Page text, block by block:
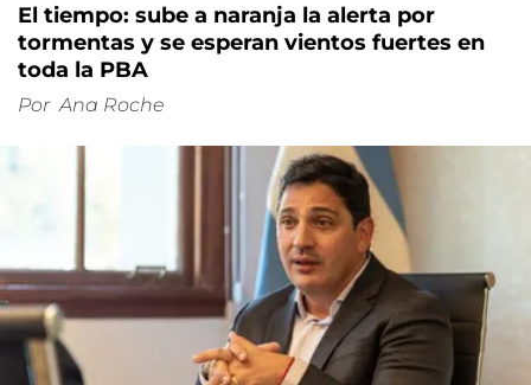
El tiempo: sube a naranja la alerta por
tormentas y se esperan vientos fuertes en
toda la PBA
Por Ana Roche